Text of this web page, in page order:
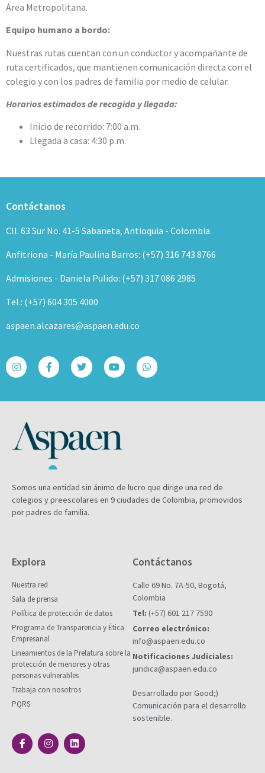
Área Metropolitana.
Equipo humano a bordo:
Nuestras rutas cuentan con un conductor y acompañante de
ruta certificados, que mantienen comunicación directa con el
colegio y con los padres de familia por medio de celular.
Horarios estimados de recogida y llegada:
Inicio de recorrido: 7:00 a.m.
Llegada a casa: 4:30 p.m.
Contáctanos
Cll. 63 Sur No. 41-5 Sabaneta, Antioquia - Colombia
Anfitriona - María Paulina Barros: (+57) 316 743 8766
Admisiones - Daniela Pulido: (+57) 317 086 2985
Tel.: (+57) 604 305 4000
aspaen.alcazares@aspaen.edu.co
Somos una entidad sin ánimo de lucro que dirige una red de
colegios y preescolares en 9 ciudades de Colombia, promovidos
por padres de familia.
Explora
Nuestra red
Sala de prensa
Política de protección de datos
Programa de Transparencia y Ética
Empresarial
Lineamientos de la Prelatura sobre la
protección de menores y otras
personas vulnerables
Trabaja con nosotros
PQRS
Contáctanos
Calle 69 No. 7A-50, Bogotá,
Colombia
Tel: (+57) 601 217 7590
Correo electrónico:
info@aspaen.edu.co
Notificaciones Judiciales:
juridica@aspaen.edu.co
Desarrollado por Good;)
Comunicación para el desarrollo
sostenible.